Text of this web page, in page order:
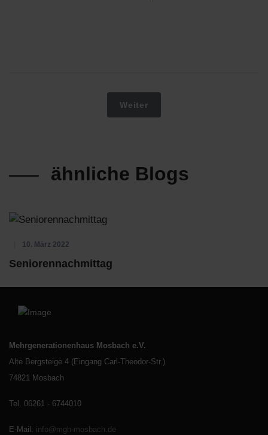
Nächster Beitrag:
Weiter
ähnliche Blogs
10. März 2022
Seniorennachmittag
Mehrgenerationenhaus Mosbach e.V.
Alte Bergsteige 4 (Eingang Carl-Theodor-Str.)
74821 Mosbach
Tel. 06261 - 6744010
E-Mail : info@mgh-mosbach.de